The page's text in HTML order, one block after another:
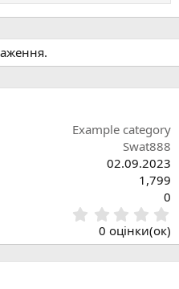
Example category
Swat888
02.09.2023
1,799
0
0
0 оцінки(ок)